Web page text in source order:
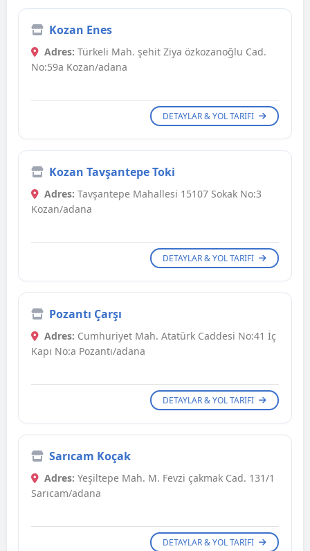
Kozan Enes
Adres: Türkeli Mah. şehit Ziya özkozanoğlu Cad.
No:59a Kozan/adana
DETAYLAR & YOL TARIFI
Kozan Tavşantepe Toki
Adres: Tavşantepe Mahallesi 15107 Sokak No:3
Kozan/adana
DETAYLAR & YOL TARIFI
Pozantı Çarşı
Adres: Cumhuriyet Mah. Atatürk Caddesi No:41 İç
Kapı No:a Pozantı/adana
DETAYLAR & YOL TARIFI
Sarıcam Koçak
Adres: Yeşiltepe Mah. M. Fevzi çakmak Cad. 131/1
Sarıcam/adana
DETAYLAR & YOL TARIFI